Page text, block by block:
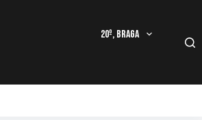
20º, Braga